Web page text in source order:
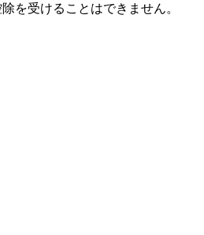
を受けることはできません。